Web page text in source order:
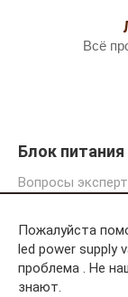
Всё
Блок
Вопросы
Пожалуйста
led power supply
проблема . Не
знают.